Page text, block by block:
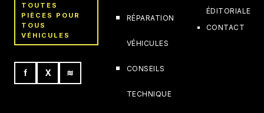
TOUTES
PIÈCES POUR
TOUS
VÉHICULES
f X ≋
RÉPARATION
VÉHICULES
CONSEILS
TECHNIQUE
ÉDITORIALE
CONTACT